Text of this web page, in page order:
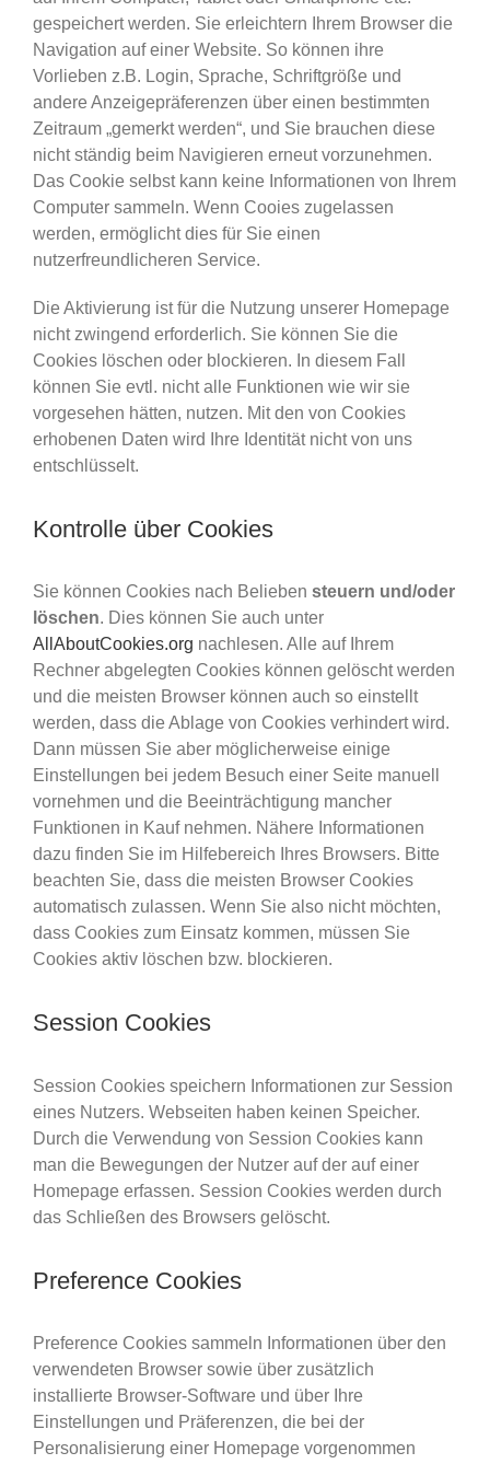
gespeichert werden. Sie erleichtern Ihrem Browser die
Navigation auf einer Website. So können ihre
Vorlieben z.B. Login, Sprache, Schriftgröße und
andere Anzeigepräferenzen über einen bestimmten
Zeitraum „gemerkt werden“, und Sie brauchen diese
nicht ständig beim Navigieren erneut vorzunehmen.
Das Cookie selbst kann keine Informationen von Ihrem
Computer sammeln. Wenn Cooies zugelassen
werden, ermöglicht dies für Sie einen
nutzerfreundlicheren Service.
Die Aktivierung ist für die Nutzung unserer Homepage
nicht zwingend erforderlich. Sie können Sie die
Cookies löschen oder blockieren. In diesem Fall
können Sie evtl. nicht alle Funktionen wie wir sie
vorgesehen hätten, nutzen. Mit den von Cookies
erhobenen Daten wird Ihre Identität nicht von uns
entschlüsselt.
Kontrolle über Cookies
Sie können Cookies nach Belieben steuern und/oder
löschen. Dies können Sie auch unter
AllAboutCookies.org nachlesen. Alle auf Ihrem
Rechner abgelegten Cookies können gelöscht werden
und die meisten Browser können auch so einstellt
werden, dass die Ablage von Cookies verhindert wird.
Dann müssen Sie aber möglicherweise einige
Einstellungen bei jedem Besuch einer Seite manuell
vornehmen und die Beeinträchtigung mancher
Funktionen in Kauf nehmen. Nähere Informationen
dazu finden Sie im Hilfebereich Ihres Browsers. Bitte
beachten Sie, dass die meisten Browser Cookies
automatisch zulassen. Wenn Sie also nicht möchten,
dass Cookies zum Einsatz kommen, müssen Sie
Cookies aktiv löschen bzw. blockieren.
Session Cookies
Session Cookies speichern Informationen zur Session
eines Nutzers. Webseiten haben keinen Speicher.
Durch die Verwendung von Session Cookies kann
man die Bewegungen der Nutzer auf der auf einer
Homepage erfassen. Session Cookies werden durch
das Schließen des Browsers gelöscht.
Preference Cookies
Preference Cookies sammeln Informationen über den
verwendeten Browser sowie über zusätzlich
installierte Browser-Software und über Ihre
Einstellungen und Präferenzen, die bei der
Personalisierung einer Homepage vorgenommen